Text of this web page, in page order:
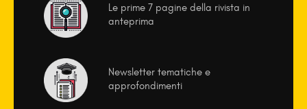
Le prime 7 pagine della rivista in
anteprima
Newsletter tematiche e
approfondimenti